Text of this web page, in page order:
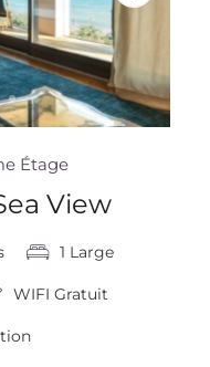
Étage
View
1 Large
WIFI Gratuit